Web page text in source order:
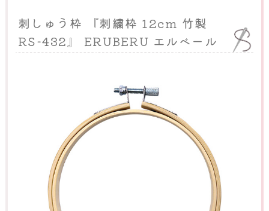
刺しゅう枠 『刺繍枠 12cm 竹製
RS-432』 ERUBERU エルベール